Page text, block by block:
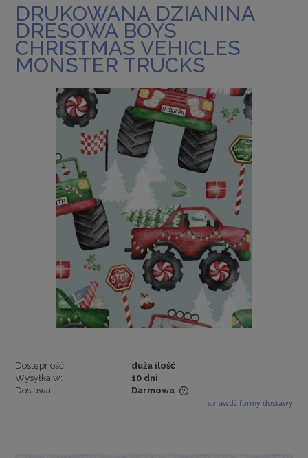
DRUKOWANA DZIANINA
DRESOWA BOYS
CHRISTMAS VEHICLES
MONSTER TRUCKS
Dostępność:
duża ilość
Wysyłka w:
10 dni
Dostawa:
Darmowa
Cena nie zawiera ewentualnych kosztów płatności
sprawdź formy dostawy